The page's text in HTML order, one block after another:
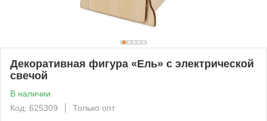
Декоративная фигура «Ель» с электрической
свечой
В наличии
Код: 625309
Только опт